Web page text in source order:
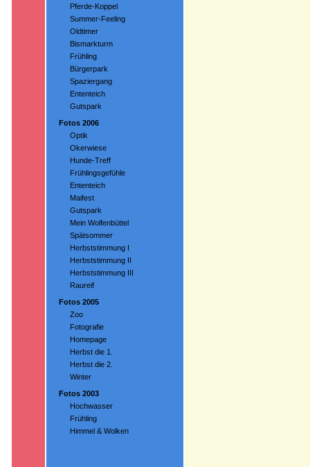
Pferde-Koppel
Summer-Feeling
Oldtimer
Bismarkturm
Frühling
Bürgerpark
Spaziergang
Ententeich
Gutspark
Fotos 2006
Optik
Okerwiese
Hunde-Treff
Frühlingsgefühle
Ententeich
Maifest
Gutspark
Mein Wolfenbüttel
Spätsommer
Herbststimmung I
Herbststimmung II
Herbststimmung III
Raureif
Fotos 2005
Zoo
Fotografie
Homepage
Herbst die 1.
Herbst die 2.
Winter
Fotos 2003
Hochwasser
Frühling
Himmel & Wolken